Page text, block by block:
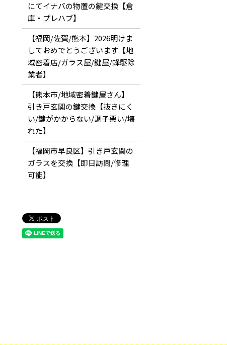
にてイナバの物置の鍵交換【倉
庫・プレハブ】
【福岡/佐賀/熊本】2026明けま
しておめでとうございます【地
域密着店/ガラス屋/鍵屋/蜂駆除
業者】
【熊本市/地域密着鍵屋さん】
引き戸玄関の鍵交換【抜きにく
い/鍵がかからない/調子悪い/壊
れた】
【福岡市早良区】引き戸玄関の
ガラスを交換【即日訪問/修理
可能】